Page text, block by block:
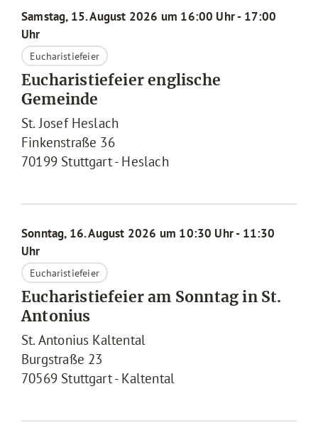
Samstag, 15. August 2026 um 16:00 Uhr - 17:00
Uhr
Eucharistiefeier
Eucharistiefeier englische
Gemeinde
St. Josef Heslach
Finkenstraße 36
70199 Stuttgart - Heslach
Sonntag, 16. August 2026 um 10:30 Uhr - 11:30
Uhr
Eucharistiefeier
Eucharistiefeier am Sonntag in St.
Antonius
St. Antonius Kaltental
Burgstraße 23
70569 Stuttgart - Kaltental